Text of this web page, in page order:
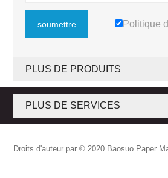
soumettre Politique
PLUS DE PRODUITS
PLUS DE SERVICES
Droits d'auteur par © 2020 Baosuo Paper